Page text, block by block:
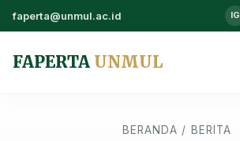
faperta@unmul.ac.id IG
FAPERTA UNMUL
BERANDA / BERITA